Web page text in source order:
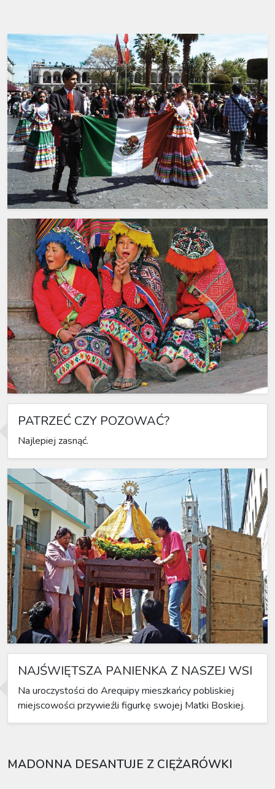
PATRZEĆ CZY POZOWAĆ?
Najlepiej zasnąć.
NAJŚWIĘTSZA PANIENKA Z NASZEJ WSI
Na uroczystości do Arequipy mieszkańcy pobliskiej
miejscowości przywieźli figurkę swojej Matki Boskiej.
MADONNA DESANTUJE Z CIĘŻARÓWKI